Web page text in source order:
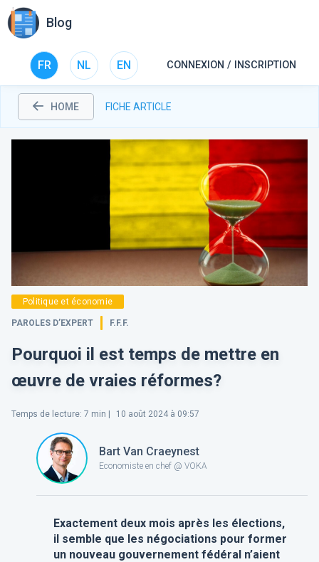
Blog
FR NL EN CONNEXION / INSCRIPTION
HOME FICHE ARTICLE
Politique et économie
PAROLES D’EXPERT F.F.F.
Pourquoi il est temps de mettre en
œuvre de vraies réformes?
Temps de lecture: 7 min | 10 août 2024 à 09:57
Bart Van Craeynest
Economiste en chef @ VOKA
Exactement deux mois après les élections,
il semble que les négociations pour former
un nouveau gouvernement fédéral n’aient